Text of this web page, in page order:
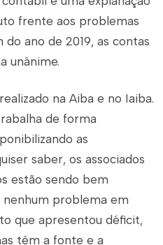
frente aos problemas
ano de 2019, as contas
unânime.
na Aiba e no Iaiba.
de forma
as
saber, os associados
estão sendo bem
nenhum problema em
que apresentou déficit,
têm a fonte e a